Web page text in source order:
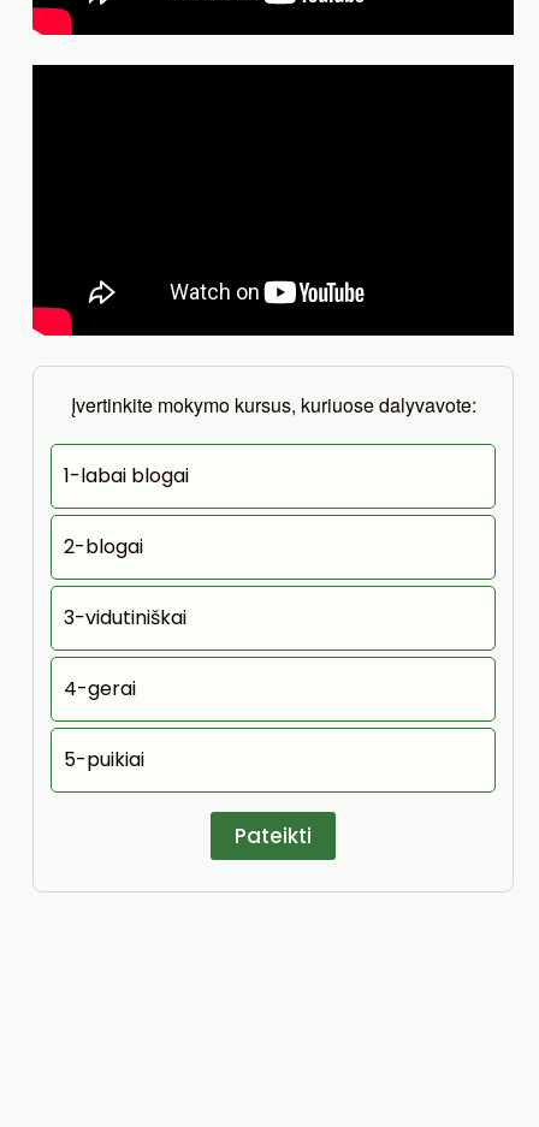
Įvertinkite mokymo kursus, kuriuose dalyvavote:
1-labai blogai
2-blogai
3-vidutiniškai
4-gerai
5-puikiai